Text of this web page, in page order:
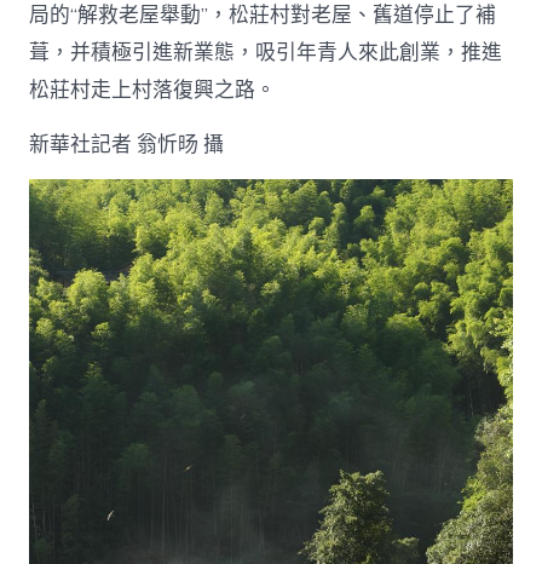
局的“解救老屋舉動”，松莊村對老屋、舊道停止了補
葺，并積極引進新業態，吸引年青人來此創業，推進
松莊村走上村落復興之路。
新華社記者 翁忻旸 攝